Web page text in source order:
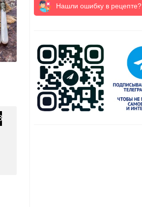
Нашли ошибку в рецепте?